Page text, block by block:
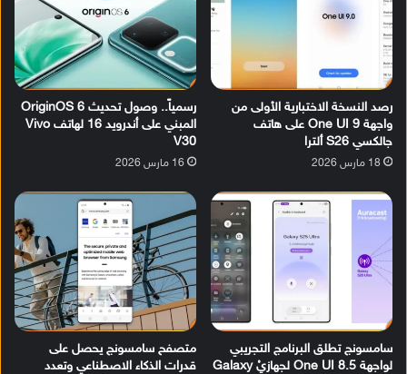
رصد النسخة الاختبارية الأولى من
واجهة One UI 9 على هاتف
جالكسي S26 ألترا
18 مارس 2026
رسمياً.. وصول تحديث OriginOS 6
المبني على أندرويد 16 لهاتف Vivo
V30
16 مارس 2026
سامسونج تطلق البرنامج التجريبي
لواجهة One UI 8.5 لجهازيْ Galaxy
متصفح سامسونج يحصل على
قدرات الذكاء الاصطناعي وتعدد